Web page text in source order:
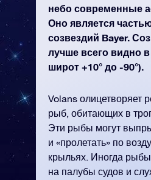
небо современные
Оно является
созвездий Bayer.
лучше всего видно
широт +10° до -90°).
Volans олицетворяет
рыб, обитающих в
Эти рыбы могут
и «пролетать» по
крыльях. Иногда
на палубы судов и